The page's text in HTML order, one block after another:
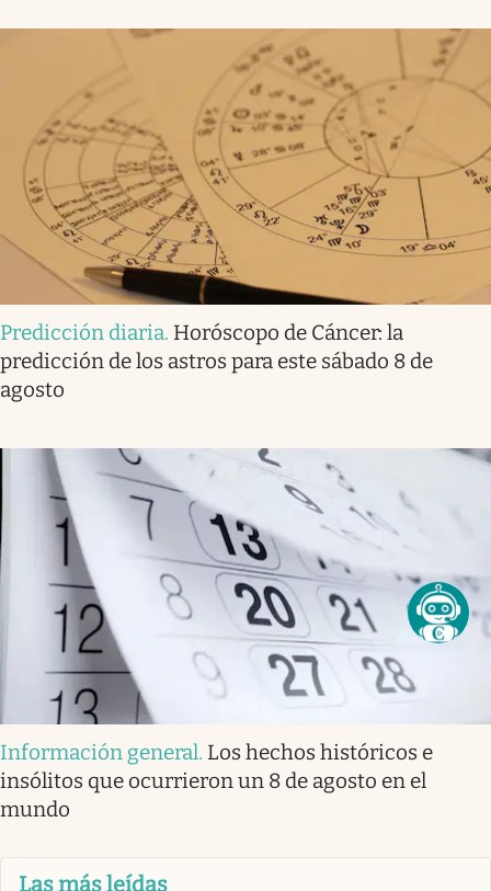
Predicción diaria. Horóscopo de Cáncer: la
predicción de los astros para este sábado 8 de
agosto
Información general. Los hechos históricos e
insólitos que ocurrieron un 8 de agosto en el
mundo
Las más leídas